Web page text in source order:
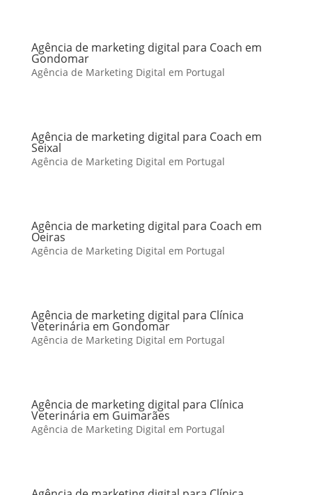
Agência de marketing digital para Coach em
Gondomar
Agência de Marketing Digital em Portugal
Agência de marketing digital para Coach em
Seixal
Agência de Marketing Digital em Portugal
Agência de marketing digital para Coach em
Oeiras
Agência de Marketing Digital em Portugal
Agência de marketing digital para Clínica
Veterinária em Gondomar
Agência de Marketing Digital em Portugal
Agência de marketing digital para Clínica
Veterinária em Guimarães
Agência de Marketing Digital em Portugal